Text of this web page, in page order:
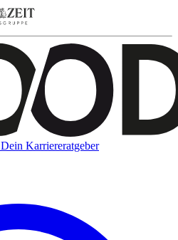
Dein Karriereratgeber